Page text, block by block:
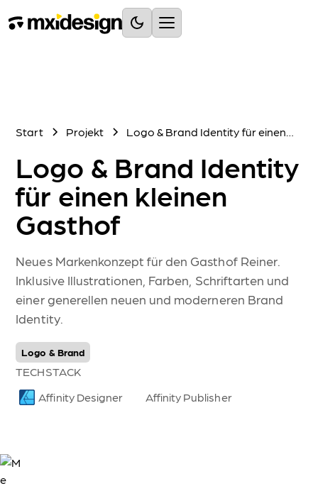
Dienstleistungen Blogbeiträge Projekte
Webdesign & Entwicklung
MEGA Performance
Optimales Erlebnis
Barrierefreiheit, Mehrsprachigkeit & Responsivität
Einfache Pflege
Unser extrem einfacher Editor & deine eigene Videogalerie
Höchste Sicherheit
Rechtstexte, Zertifikate & mehr
Start Projekt
Logo & Brand Identity für einen
Logo & Brand Identity
für einen kleinen
Gasthof
Neues Markenkonzept für den Gasthof Reiner.
Inklusive Illustrationen, Farben, Schriftarten und
einer generellen neuen und moderneren Brand
Identity.
Logo & Brand
TECHSTACK
Affinity Designer
Affinity Publisher